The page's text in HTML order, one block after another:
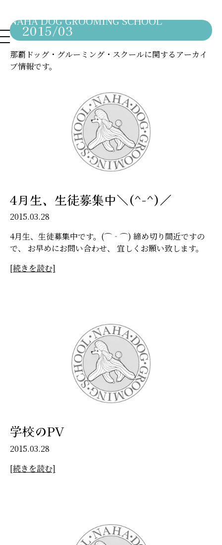
NAHA DOG GROOMING SCHOOL
2015/03
那覇ドッグ・グルーミング・スクールに関するアーカイ
ブ情報です。
4月生、生徒募集中＼(^-^)／
2015.03.28
4月生、生徒募集中です。(⌒‐⌒) 締め切り間近ですの
で、 お早めにお問い合わせ、 宜しくお願い致します。
[続きを読む]
学校のPV
2015.03.28
[続きを読む]